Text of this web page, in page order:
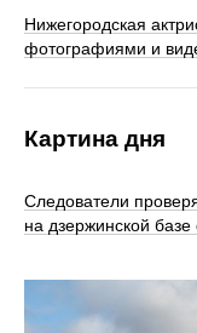
Нижегородская
фотографиями и
Картина дня
Следователи
на дзержинской базе